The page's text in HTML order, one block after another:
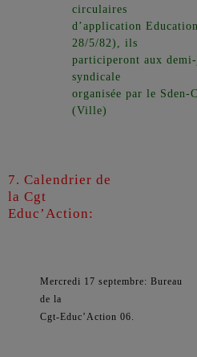
circulaires
d’application
28/5/82), ils
participeront aux
syndicale
organisée par le
(Ville)
7. Calendrier de
la Cgt
Educ’Action:
Mercredi 17 septembre: Bureau
de la
Cgt-Educ’Action 06.